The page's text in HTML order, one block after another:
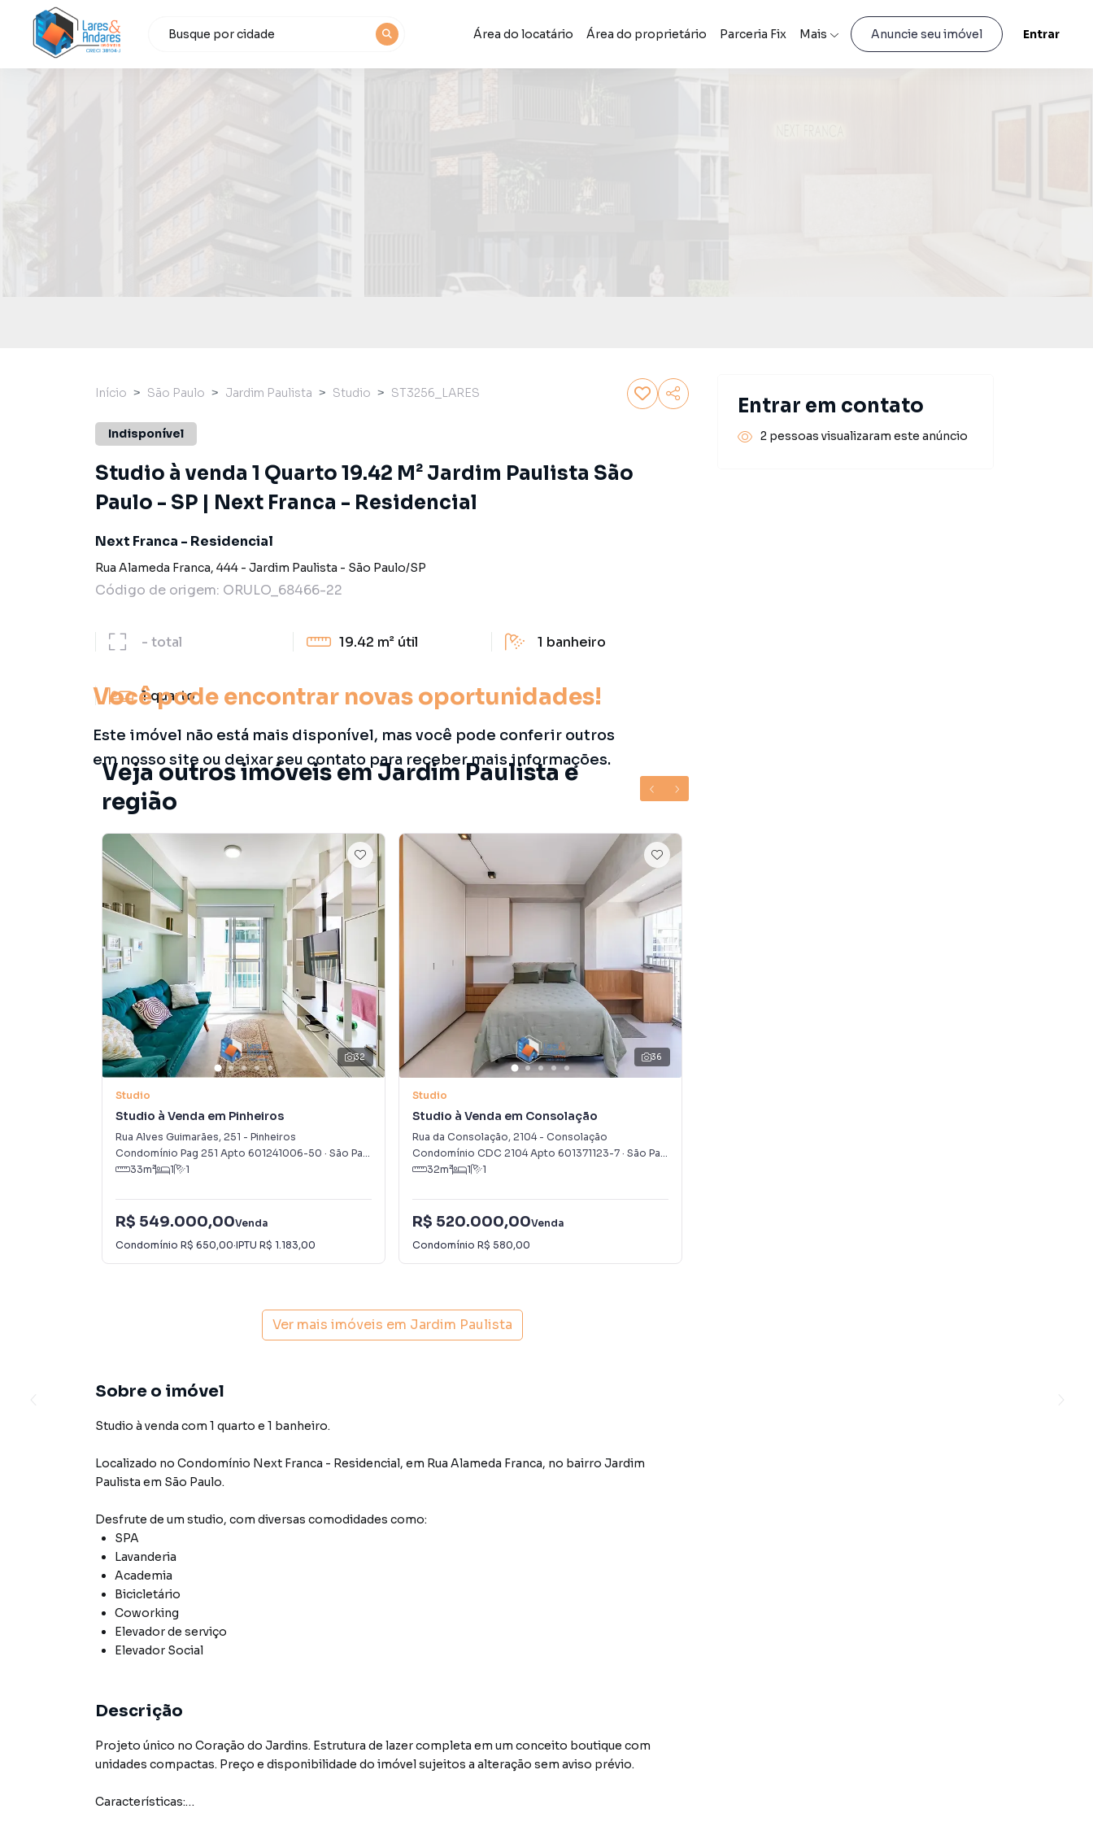
Área do locatário Área do proprietário Parceria Fix Mais Anuncie seu imóvel Entrar
Você pode encontrar novas oportunidades!
Este imóvel não está mais disponível, mas você pode conferir outros
em nosso site ou deixar seu contato para receber mais informações.
Início São Paulo Jardim Paulista Studio ST3256_LARES
Indisponível
Studio à venda 1 Quarto 19.42 M² Jardim Paulista São
Paulo - SP | Next Franca - Residencial
Next Franca - Residencial
Rua Alameda Franca, 444 - Jardim Paulista - São Paulo/SP
Código de origem: ORULO_68466-22
- total 19.42 m² útil 1 banheiro
1quarto
Veja outros imóveis em Jardim Paulista e
região
32
Studio
Studio à Venda em Pinheiros
Rua Alves Guimarães, 251 - Pinheiros
Condomínio Pag 251 Apto 601241006-50 · São Paulo
33m² 1 1
R$ 549.000,00Venda
Condomínio R$ 650,00·IPTU R$ 1.183,00
36
Studio
Studio à Venda em Consolação
Rua da Consolação, 2104- Consolação
Condomínio CDC 2104 Apto 601371123-7 · São Paulo
32m² 1 1
R$ 520.000,00Venda
Condomínio R$ 580,00
Ver mais imóveis em Jardim Paulista
Sobre o imóvel
Studio à venda com 1 quarto e 1 banheiro.
Localizado no Condomínio Next Franca - Residencial, em Rua Alameda Franca, no bairro Jardim
Paulista em São Paulo.
Desfrute de um studio, com diversas comodidades como:
SPA
Lavanderia
Academia
Bicicletário
Coworking
Elevador de serviço
Elevador Social
Descrição
Projeto único no Coração do Jardins. Estrutura de lazer completa em um conceito boutique com
unidades compactas. Preço e disponibilidade do imóvel sujeitos a alteração sem aviso prévio.
Características:
Entrar em contato
2 pessoas visualizaram este anúncio